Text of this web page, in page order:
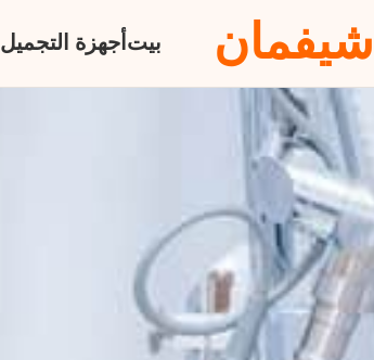
شيفمان بيت أجهزة التجميل